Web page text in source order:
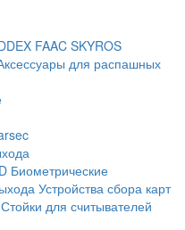
FAAC SKYROS
для распашных
Биометрические
Устройства сбора карт
Стойки для считывателей